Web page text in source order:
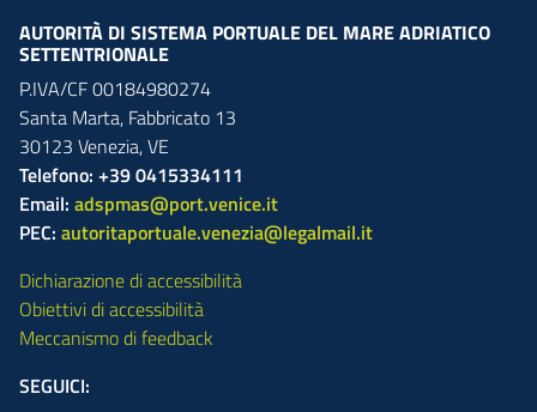
AUTORITÀ DI SISTEMA PORTUALE DEL MARE ADRIATICO
SETTENTRIONALE
P.IVA/CF 00184980274
Santa Marta, Fabbricato 13
30123 Venezia,VE
Telefono: +39 0415334111
Email: adspmas@port.venice.it
PEC: autoritaportuale.venezia@legalmail.it
Dichiarazione di accessibilità
Obiettivi di accessibilità
Meccanismo di feedback
SEGUICI: